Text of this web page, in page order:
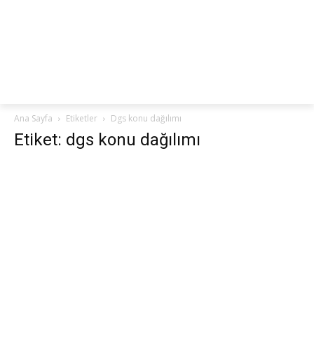
Ana Sayfa Etiketler Dgs konu dağılımı
Etiket: dgs konu dağılımı